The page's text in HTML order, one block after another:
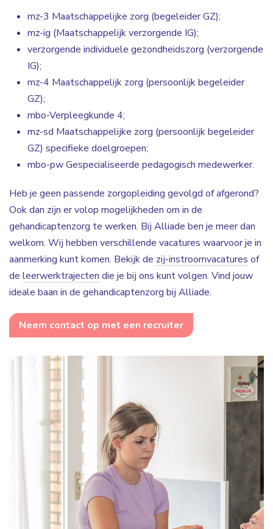
mz-3 Maatschappelijke zorg (begeleider GZ);
mz-ig (Maatschappelijk verzorgende IG);
verzorgende individuele gezondheidszorg (verzorgende
IG);
mz-4 Maatschappelijk zorg (persoonlijk begeleider
GZ);
mbo-Verpleegkunde 4;
mz-sd Maatschappelijke zorg (persoonlijk begeleider
GZ) specifieke doelgroepen;
mbo-pw Gespecialiseerde pedagogisch medewerker.
Heb je geen passende zorgopleiding gevolgd of afgerond?
Ook dan zijn er volop mogelijkheden om in de
gehandicaptenzorg te werken. Bij Alliade ben je meer dan
welkom. Wij hebben verschillende vacatures waarvoor je in
aanmerking kunt komen. Bekijk de zij-instroomvacatures of
de leerwerktrajecten die je bij ons kunt volgen. Vind jouw
ideale baan in de gehandicaptenzorg bij Alliade.
Neem contact op met een recruiter